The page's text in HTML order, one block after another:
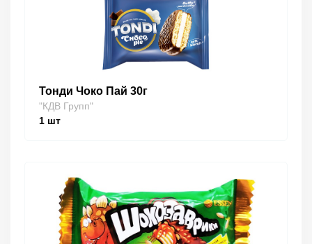
Тонди Чоко Пай 30г
"КДВ Групп"
1 шт